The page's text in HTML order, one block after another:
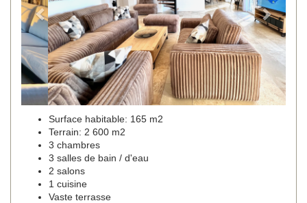
Surface habitable: 165 m2
Terrain: 2 600 m2
3 chambres
3 salles de bain / d'eau
2 salons
1 cuisine
Vaste terrasse